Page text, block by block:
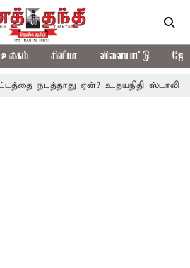
உலகம் சினிமா விளையாட்டு
ஏன்? உதயநிதி ஸ்டாலின் கேள்வி